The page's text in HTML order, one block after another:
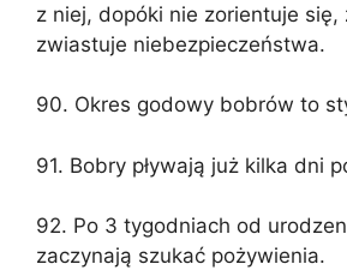
z niej, dopóki nie zorientuje się,
zwiastuje niebezpieczeństwa.
90. Okres godowy bobrów to
91. Bobry pływają już kilka dni
92. Po 3 tygodniach od
zaczynają szukać pożywienia.